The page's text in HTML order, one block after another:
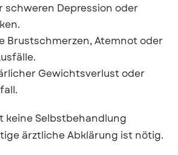
schweren Depression oder
Brustschmerzen, Atemnot oder
Gewichtsverlust oder
keine Selbstbehandlung
ärztliche Abklärung ist nötig.